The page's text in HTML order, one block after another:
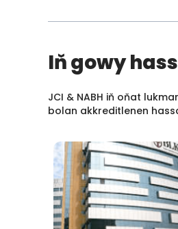
Iň gowy
JCI & NABH iň oňat
bolan akkreditlenen